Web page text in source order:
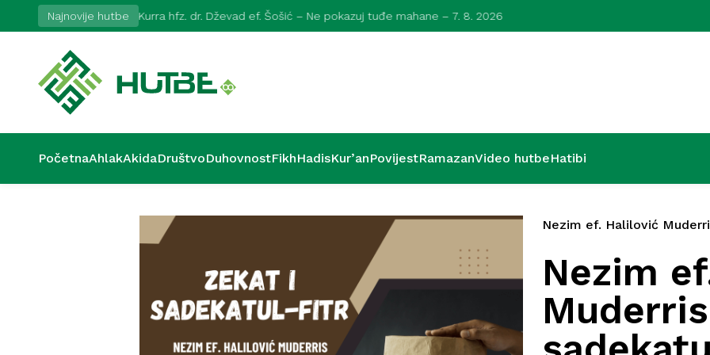
Najnovije hutbe Kurra hfz. dr. Dževad ef. Šošić – Ne pokazuj tuđe mahane – 7. 8. 2026 Kurra hfz.
PočetnaAhlakAkidaDruštvoDuhovnostFikhHadisKur’anPovijestRamazanVideo hutbeHatibi
Nezim ef. Halilović
Nezim